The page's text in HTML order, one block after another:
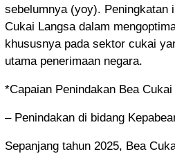
sebelumnya (yoy). Peningkatan
Cukai Langsa dalam
khususnya pada sektor cukai
utama penerimaan negara.
*Capaian Penindakan Bea
– Penindakan di bidang
Sepanjang tahun 2025, Bea